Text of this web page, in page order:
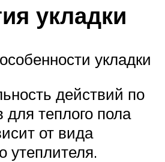
укладки
укладки
действий по
для теплого пола
от вида
утеплителя.